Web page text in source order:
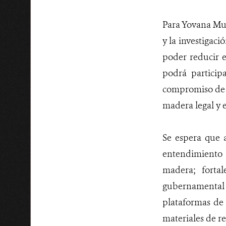
Para Yovana
y la
poder reducir
podrá
compromiso
madera legal y
Se espera
entendimiento
madera;
plataformas
materiales de